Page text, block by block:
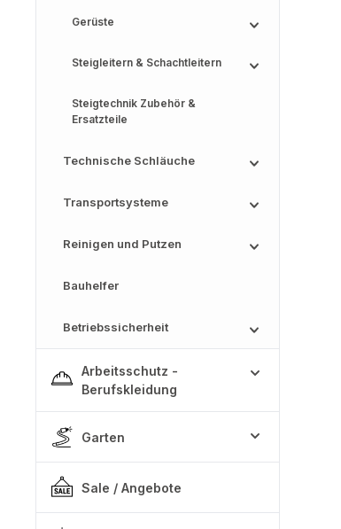
Gerüste
Steigleitern & Schachtleitern
Steigtechnik Zubehör &
Ersatzteile
Technische Schläuche
Transportsysteme
Reinigen und Putzen
Bauhelfer
Betriebssicherheit
Arbeitsschutz -
Berufskleidung
Garten
Sale / Angebote